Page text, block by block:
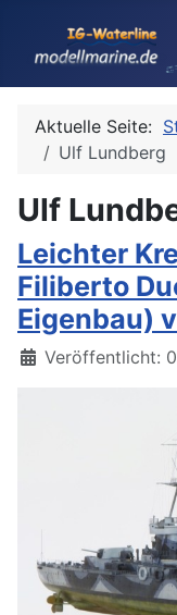
Aktuelle Seite:
Ulf Lundberg
Ulf
Leichter
Filiberto
Eigenbau)
Details
Veröffentlicht: